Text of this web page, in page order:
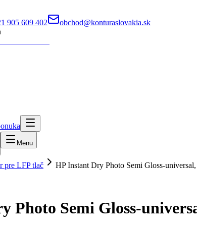
905 609 402
obchod@konturaslovakia.sk
Menu
pre LFP tlač
HP Instant Dry Photo Semi Gloss-
Photo Semi Gloss-